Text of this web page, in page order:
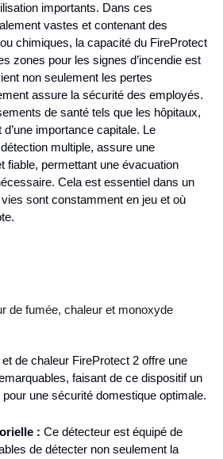
importants. Dans ces
vastes et contenant des
chimiques, la capacité du FireProtect
zones pour les signes d’incendie est
non seulement les pertes
assure la sécurité des employés.
de santé tels que les hôpitaux,
importance capitale. Le
multiple, assure une
fiable, permettant une évacuation
Cela est essentiel dans un
sont constamment en jeu et où
de fumée, chaleur et monoxyde
de chaleur FireProtect 2 offre une
faisant de ce dispositif un
une sécurité domestique optimale.
: Ce détecteur est équipé de
de détecter non seulement la